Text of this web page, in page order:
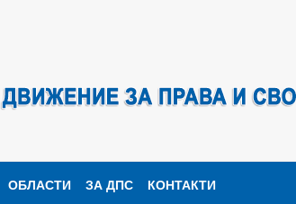
ОБЛАСТИ ЗА ДПС КОНТАКТИ